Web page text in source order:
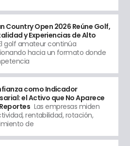
Country Open 2026 Reúne Golf,
y Experiencias de Alto
golf amateur continúa
hacia un formato donde
como Indicador
el Activo que No Aparece
Las empresas miden
rentabilidad, rotación,
de